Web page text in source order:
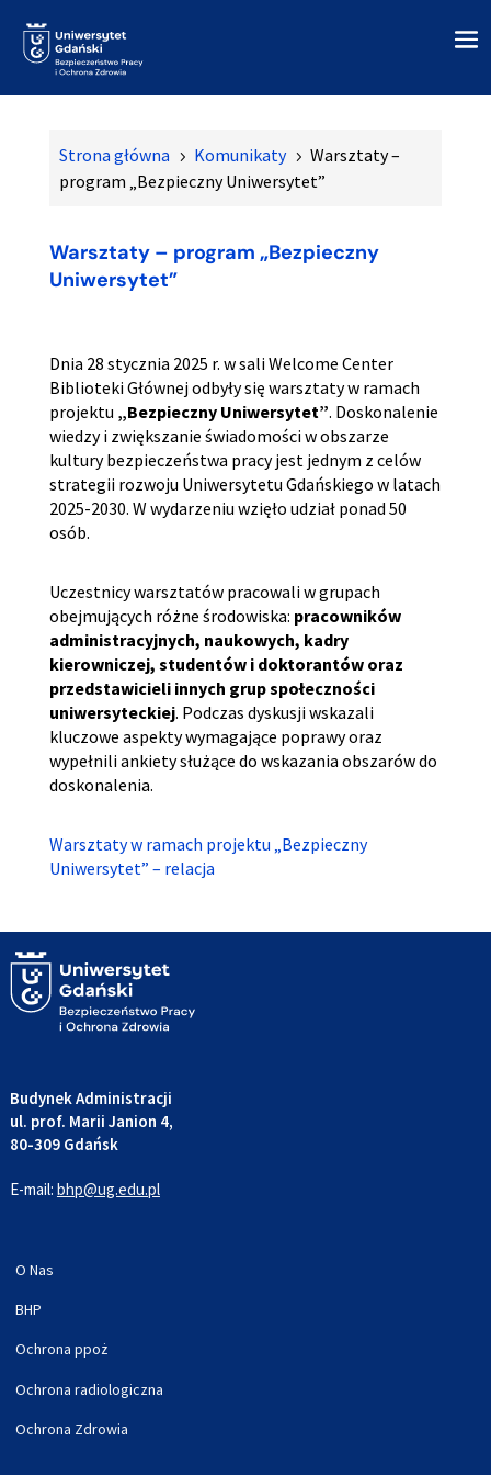
Strona główna 5 Komunikaty 5 Warsztaty –
program „Bezpieczny Uniwersytet”
Warsztaty – program „Bezpieczny
Uniwersytet”
Dnia 28 stycznia 2025 r. w sali Welcome Center
Biblioteki Głównej odbyły się warsztaty w ramach
projektu „Bezpieczny Uniwersytet”. Doskonalenie
wiedzy i zwiększanie świadomości w obszarze
kultury bezpieczeństwa pracy jest jednym z celów
strategii rozwoju Uniwersytetu Gdańskiego w latach
2025-2030. W wydarzeniu wzięło udział ponad 50
osób.
Uczestnicy warsztatów pracowali w grupach
obejmujących różne środowiska: pracowników
administracyjnych, naukowych, kadry
kierowniczej, studentów i doktorantów oraz
przedstawicieli innych grup społeczności
uniwersyteckiej. Podczas dyskusji wskazali
kluczowe aspekty wymagające poprawy oraz
wypełnili ankiety służące do wskazania obszarów do
doskonalenia.
Warsztaty w ramach projektu „Bezpieczny
Uniwersytet” – relacja
Budynek Administracji
ul. prof. Marii Janion 4,
80-309 Gdańsk
E-mail: bhp@ug.edu.pl
O Nas
BHP
Ochrona ppoż
Ochrona radiologiczna
Ochrona Zdrowia